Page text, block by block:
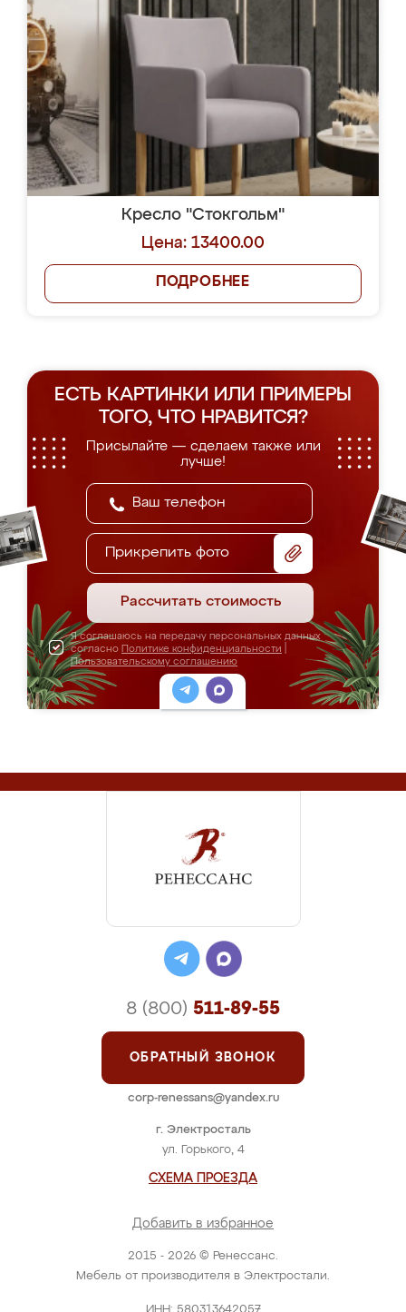
Кресло "Стокгольм"
Цена: 13400.00
ПОДРОБНЕЕ
ЕСТЬ КАРТИНКИ ИЛИ ПРИМЕРЫ
ТОГО, ЧТО НРАВИТСЯ?
Присылайте — сделаем также или
лучше!
Прикрепить фото
Рассчитать стоимость
Я соглашаюсь на передачу персональных данных
согласно Политике конфиденциальности
Пользовательскому соглашению
2015 - 2026 © Ренессанс.
Мебель от производителя в Электростали.
г. Электросталь
ул. Горького, 4
СХЕМА ПРОЕЗДА
Добавить в избранное
8 (800) 511-89-55
ОБРАТНЫЙ ЗВОНОК
corp-renessans@yandex.ru